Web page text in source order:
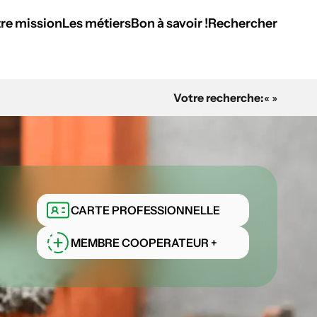
missionLes métiersBon à savoir !Rechercher
Votre recherche:« »
CARTE PROFESSIONNELLE
MEMBRE COOPERATEUR +